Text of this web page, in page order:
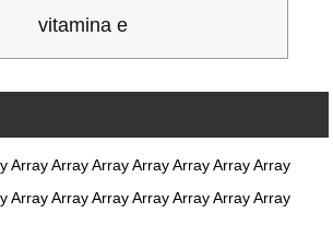
vitamina e
Array Array Array Array Array Array Array
Array Array Array Array Array Array Array